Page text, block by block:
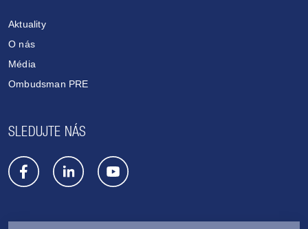
Aktuality
O nás
Média
Ombudsman PRE
SLEDUJTE NÁS